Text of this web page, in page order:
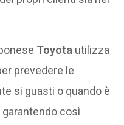
Toyota utilizza
prevedere le
si guasti o quando è
così